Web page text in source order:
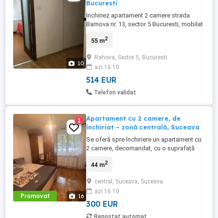
10
Bucuresti
Inchiriez apartament 2 camere strada
Barnova nr. 13, sector 5 Bucuresti, mobilat
INTERMEDIARI.
55 m2
Rahova, Sector 5, Bucuresti
azi 16:10
514 EUR
Telefon validat
Promovat 16
1
Apartament cu 2 camere, de
închiriat – zonă centrală, Suceava
Se oferă spre închiriere un apartament cu
2 camere, decomandat, cu o suprafață
imobil amplasat într-o zonă centrală și
câteva minute de mers pe jos de centrul
orașului. Apartamentul beneficiază de o
compartimentare practică ...
44 m2
central, Suceava, Suceava
azi 16:10
300 EUR
Repostat automat